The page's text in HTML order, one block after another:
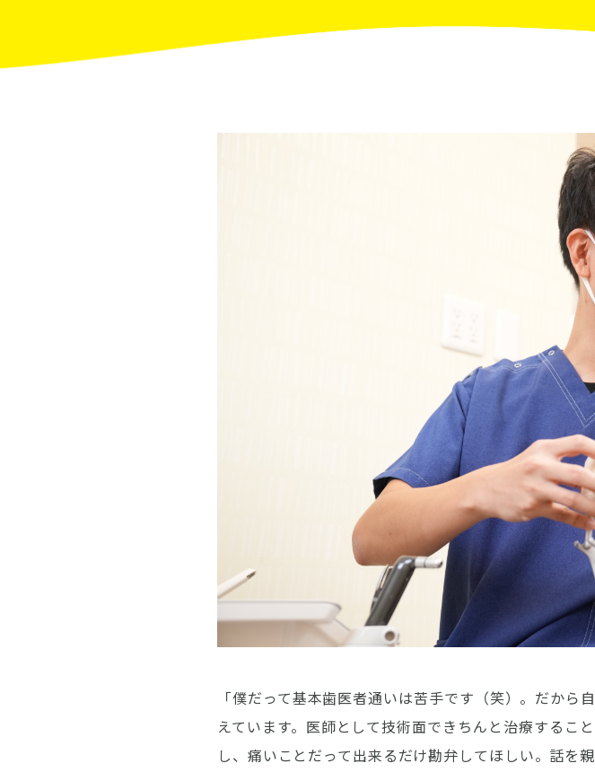
「僕だって基本歯医者通いは苦手です（笑）。だか
えています。医師として技術面できちんと治療するこ
し、痛いことだって出来るだけ勘弁してほしい。話を